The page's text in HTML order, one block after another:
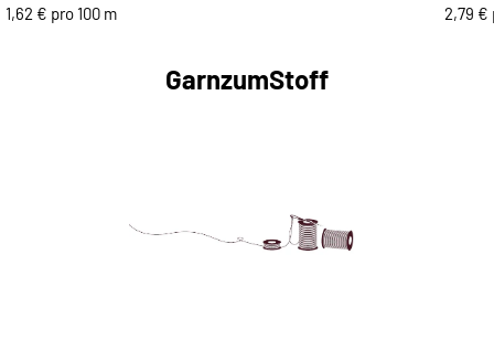
1,62 € pro 100 m
2,79 €
GarnzumStoff